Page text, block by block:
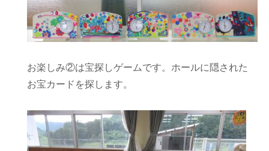
お楽しみ②は宝探しゲームです。ホールに隠された
お宝カードを探します。